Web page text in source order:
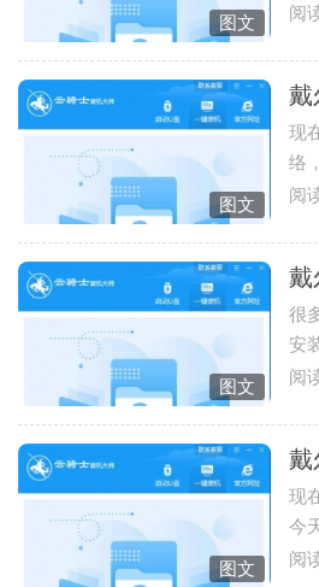
图文 阅
图文
戴
现
络
阅
图文
戴
很
安
装
阅
图文
戴
现
今
伴
阅